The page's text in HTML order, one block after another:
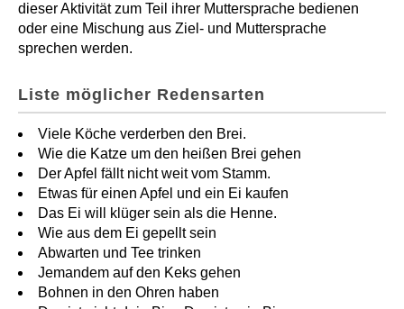
dieser Aktivität zum Teil ihrer Muttersprache bedienen
oder eine Mischung aus Ziel- und Muttersprache
sprechen werden.
Liste möglicher Redensarten
Viele Köche verderben den Brei.
Wie die Katze um den heißen Brei gehen
Der Apfel fällt nicht weit vom Stamm.
Etwas für einen Apfel und ein Ei kaufen
Das Ei will klüger sein als die Henne.
Wie aus dem Ei gepellt sein
Abwarten und Tee trinken
Jemandem auf den Keks gehen
Bohnen in den Ohren haben